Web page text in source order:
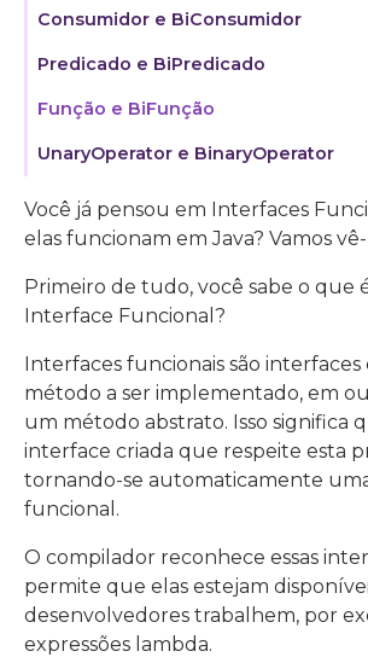
Você já pensou em Interfaces
elas funcionam em Java? Vamos
Primeiro de tudo, você sabe o que
Interface Funcional?
Interfaces funcionais são
método a ser implementado, em
um método abstrato. Isso significa
interface criada que respeite esta
tornando-se automaticamente
funcional.
O compilador reconhece essas
permite que elas estejam
desenvolvedores trabalhem, por
expressões lambda.
Consumidor e BiConsumidor
Predicado e BiPredicado
Função e BiFunção
UnaryOperator e BinaryOperator